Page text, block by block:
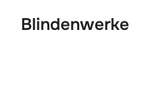
Blindenwerke